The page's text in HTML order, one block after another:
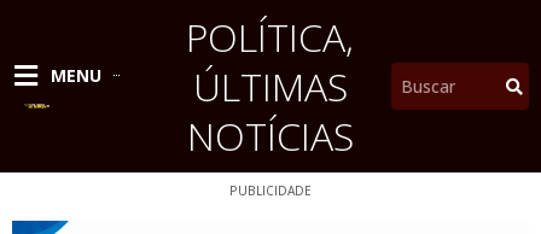
conteúdo
MENU
POLÍTICA,
ÚLTIMAS
NOTÍCIAS
Pesquisar
PUBLICIDADE